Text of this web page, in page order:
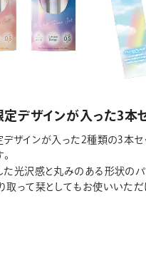
定デザインが入った3本
デザインが入った2種類の3本セ
た光沢感と丸みのある形状のパ
取って栞としてもお使いいただ